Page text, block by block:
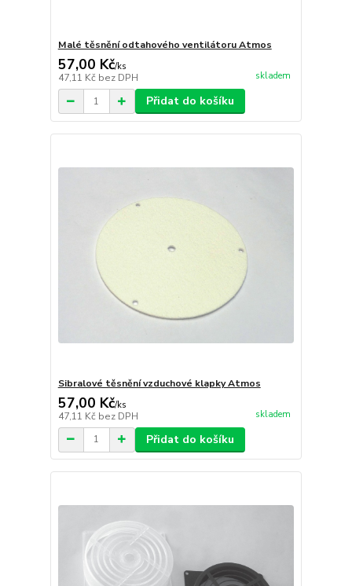
Malé těsnění odtahového ventilátoru Atmos
57,00 Kč/ks
47,11 Kč bez DPH skladem
Přidat do košíku
Sibralové těsnění vzduchové klapky Atmos
57,00 Kč/ks
47,11 Kč bez DPH skladem
Přidat do košíku